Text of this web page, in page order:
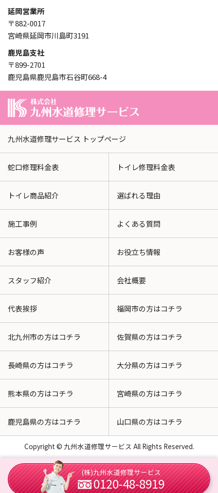
延岡営業所
〒882-0017
宮崎県延岡市川島町3191
鹿児島支社
〒899-2701
鹿児島県鹿児島市石谷町668-4
九州水道修理サービス トップページ
蛇口修理料金表 トイレ修理料金表
トイレ商品紹介 選ばれる理由
施工事例 よくある質問
お客様の声 お役立ち情報
スタッフ紹介 会社概要
代表挨拶 福岡市の方はコチラ
北九州市の方はコチラ 佐賀県の方はコチラ
長崎県の方はコチラ 大分県の方はコチラ
熊本県の方はコチラ 宮崎県の方はコチラ
鹿児島県の方はコチラ 山口県の方はコチラ
Copyright © 九州水道修理サービス All Rights Reserved.
(株)九州水道修理サービス
0120-48-8919